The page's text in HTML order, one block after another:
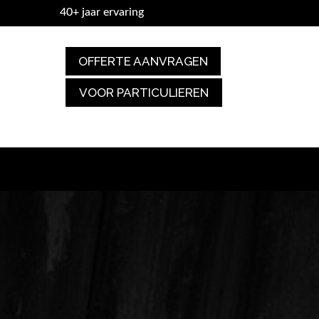
40+ jaar ervaring
OFFERTE AANVRAGEN
VOOR PARTICULIEREN